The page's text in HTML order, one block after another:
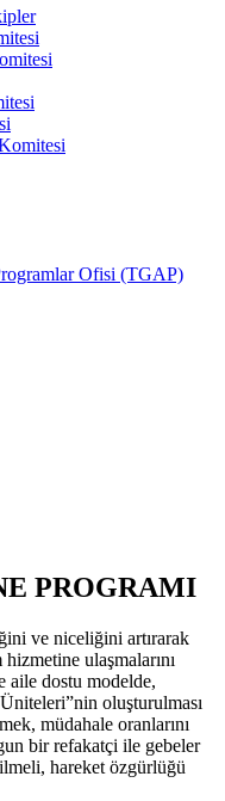
Ofisi (TGAP)
PROGRAMI
ve niceliğini artırarak
ulaşmalarını
aile dostu modelde,
oluşturulması
müdahale oranlarını
bir refakatçi ile gebeler
hareket özgürlüğü